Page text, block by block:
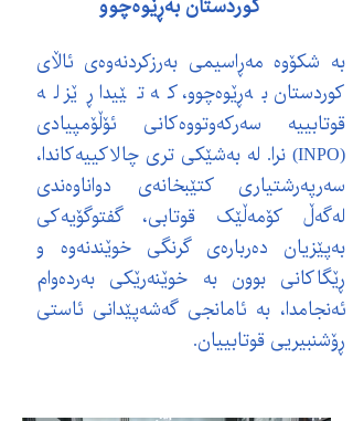
بە شکۆوە مەڕاسیمی بەرزکردنەوەی ئاڵای
کوردستان بەڕێوەچوو، کە تێیدا ڕێز لە
قوتابییە سەرکەوتووەکانی ئۆڵۆمپیادی
(INPO) نرا. لە بەشێکی تری چالاکییەکاندا،
سەرپەرشتیاری کتێبخانەی دواناوەندی
لەگەڵ کۆمەڵێک قوتابی، گفتوگۆیەکی
بەپێزیان دەربارەی گرنگی خوێندنەوە و
ڕێگاکانی بوون بە خوێنەرێکی بەردەوام
ئەنجامدا، بە ئامانجی گەشەپێدانی ئاستی
ڕۆشنبیریی قوتابییان.